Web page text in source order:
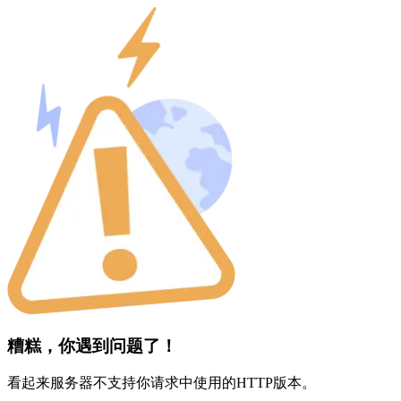
糟糕，你遇到问题了！
看起来服务器不支持你请求中使用的HTTP版本。